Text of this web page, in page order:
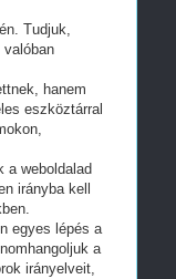
Tudjuk,
valóban
hanem
eszköztárral
a weboldalad
irányba kell
egyes lépés a
a
irányelveit,